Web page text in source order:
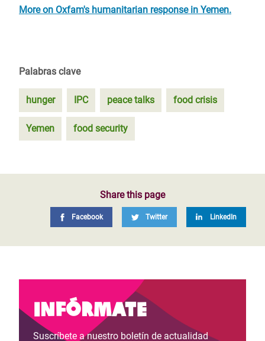
More on Oxfam's humanitarian response in Yemen.
Palabras clave
hunger IPC peace talks food crisis
Yemen food security
Share this page
Facebook Twitter LinkedIn
Infórmate
Suscríbete a nuestro boletín de actualidad